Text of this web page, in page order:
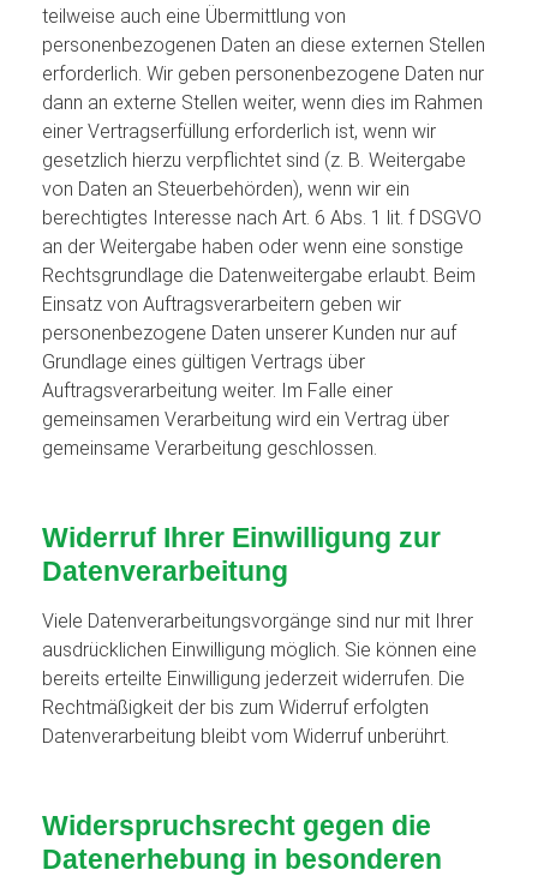
teilweise auch eine Übermittlung von
personenbezogenen Daten an diese externen Stellen
erforderlich. Wir geben personenbezogene Daten nur
dann an externe Stellen weiter, wenn dies im Rahmen
einer Vertragserfüllung erforderlich ist, wenn wir
gesetzlich hierzu verpflichtet sind (z. B. Weitergabe
von Daten an Steuerbehörden), wenn wir ein
berechtigtes Interesse nach Art. 6 Abs. 1 lit. f DSGVO
an der Weitergabe haben oder wenn eine sonstige
Rechtsgrundlage die Datenweitergabe erlaubt. Beim
Einsatz von Auftragsverarbeitern geben wir
personenbezogene Daten unserer Kunden nur auf
Grundlage eines gültigen Vertrags über
Auftragsverarbeitung weiter. Im Falle einer
gemeinsamen Verarbeitung wird ein Vertrag über
gemeinsame Verarbeitung geschlossen.
Widerruf Ihrer Einwilligung zur
Datenverarbeitung
Viele Datenverarbeitungsvorgänge sind nur mit Ihrer
ausdrücklichen Einwilligung möglich. Sie können eine
bereits erteilte Einwilligung jederzeit widerrufen. Die
Rechtmäßigkeit der bis zum Widerruf erfolgten
Datenverarbeitung bleibt vom Widerruf unberührt.
Widerspruchsrecht gegen die
Datenerhebung in besonderen